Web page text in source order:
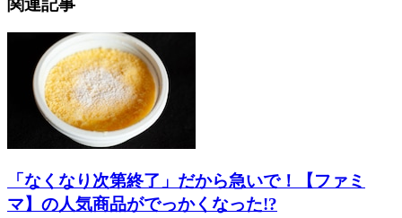
「なくなり次第終了」だから急いで！【ファミ
マ】の人気商品がでっかくなった!?